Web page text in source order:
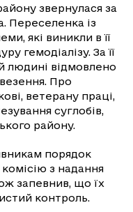
звернулася за
Переселенка із
які виникли в її
гемодіалізу. За її
людині відмовлено
Про
ветерану праці,
суглобів,
району.
порядок
з надання
запевнив, що їх
контроль.